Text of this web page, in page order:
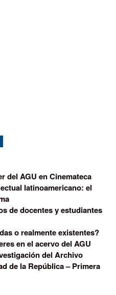
del AGU en Cinemateca
latinoamericano: el
de docentes y estudiantes
o realmente existentes?
en el acervo del AGU
del Archivo
de la República – Primera